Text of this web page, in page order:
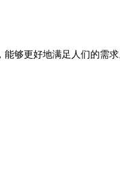
够更好地满足人们的需